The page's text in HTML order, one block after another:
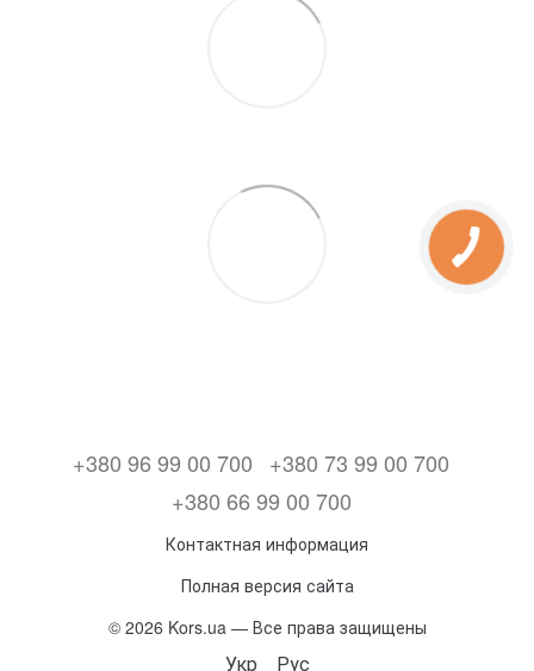
+380 96 99 00 700
+380 73 99 00 700
+380 66 99 00 700
Контактная информация
Полная версия сайта
© 2026 Kors.ua — Все права защищены
Укр Рус